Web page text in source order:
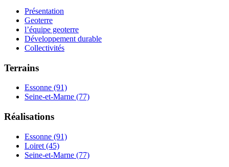
Présentation
Geoterre
l’équipe geoterre
Développement durable
Collectivités
Terrains
Essonne (91)
Seine-et-Marne (77)
Réalisations
Essonne (91)
Loiret (45)
Seine-et-Marne (77)